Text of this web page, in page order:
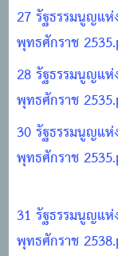
27 รัฐธรรมนูญแ
พุทธศักราช
28 รัฐธรรมนูญแ
พุทธศักราช
30 รัฐธรรมนูญแ
พุทธศักราช
31 รัฐธรรมนูญแ
พุทธศักราช